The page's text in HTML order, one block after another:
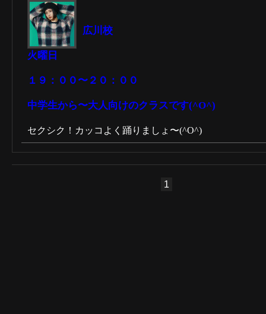
広川校
火曜日
１９：００〜２０：００
中学生から〜大人向けのクラスです(^O^)
セクシク！カッコよく踊りましょ〜(^O^)
1